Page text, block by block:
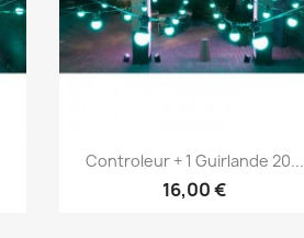
Vorschau
Controleur + 1 Guirlande 20...
16,00 €